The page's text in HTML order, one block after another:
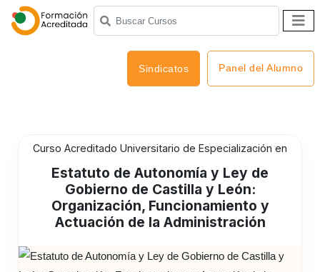
Sindicatos Panel del Alumno
Curso Acreditado Universitario de Especialización en
Estatuto de Autonomía y Ley de
Gobierno de Castilla y León:
Organización, Funcionamiento y
Actuación de la Administración